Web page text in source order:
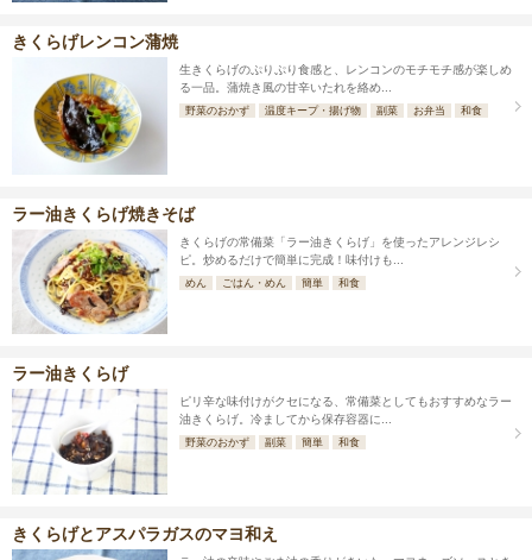
きくらげレンコン蒲焼
生きくらげのぷりぷり食感と、レンコンのモチモチ感が楽しめ
る一品。蒲焼き風の甘辛いたれを絡め...
野菜のおかず 温度キープ・揚げ物 副菜 お弁当 和食
ラー油きくらげ焼きそば
きくらげの常備菜「ラー油きくらげ」を使ったアレンジレシ
ピ。炒めるだけで簡単に完成！味付けも...
めん ごはん・めん 簡単 和食
ラー油きくらげ
ピリ辛な味付けがクセになる、常備菜としてもおすすめなラー
油きくらげ。冷ましてから保存容器に...
野菜のおかず 副菜 簡単 和食
きくらげとアスパラガスのマヨ和え